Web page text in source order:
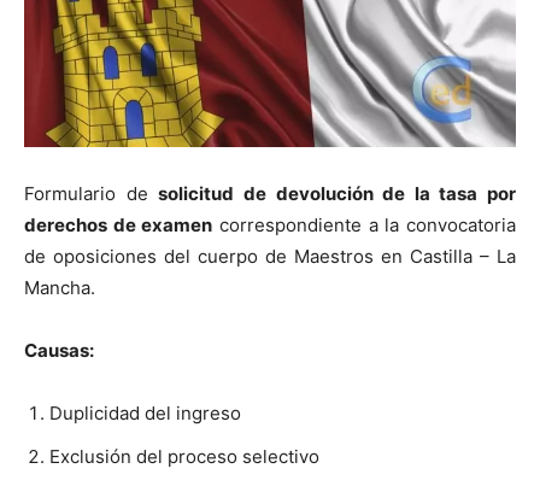
Formulario desolicitud de devolución de la tasa por
derechos de examen correspondiente a la convocatoria
de oposiciones del cuerpo de Maestros en Castilla – La
Mancha.
Causas:
Duplicidad del ingreso
Exclusión del proceso selectivo